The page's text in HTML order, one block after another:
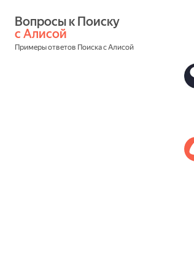
с Алисой
Примеры ответов Поиска с Алисой